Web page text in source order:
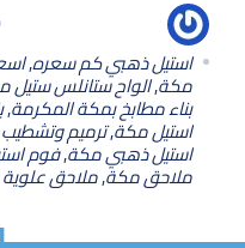
استيل ذهبي كم سعره,
مكة,الواح ستانلس ستيل
بناء مطابخ بمكة المكرمة,
استيل مكة,ترميم
استيل ذهبي مكة,فوم
ملاحق مكة,ملاحق